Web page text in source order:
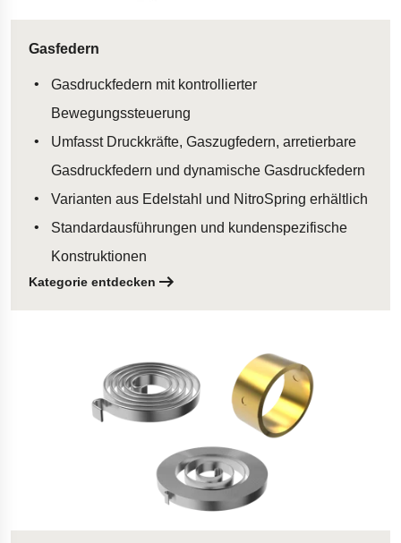
Gasfedern
Gasdruckfedern mit kontrollierter
Bewegungssteuerung
Umfasst Druckkräfte, Gaszugfedern, arretierbare
Gasdruckfedern und dynamische Gasdruckfedern
Varianten aus Edelstahl und NitroSpring erhältlich
Standardausführungen und kundenspezifische
Konstruktionen
Kategorie entdecken